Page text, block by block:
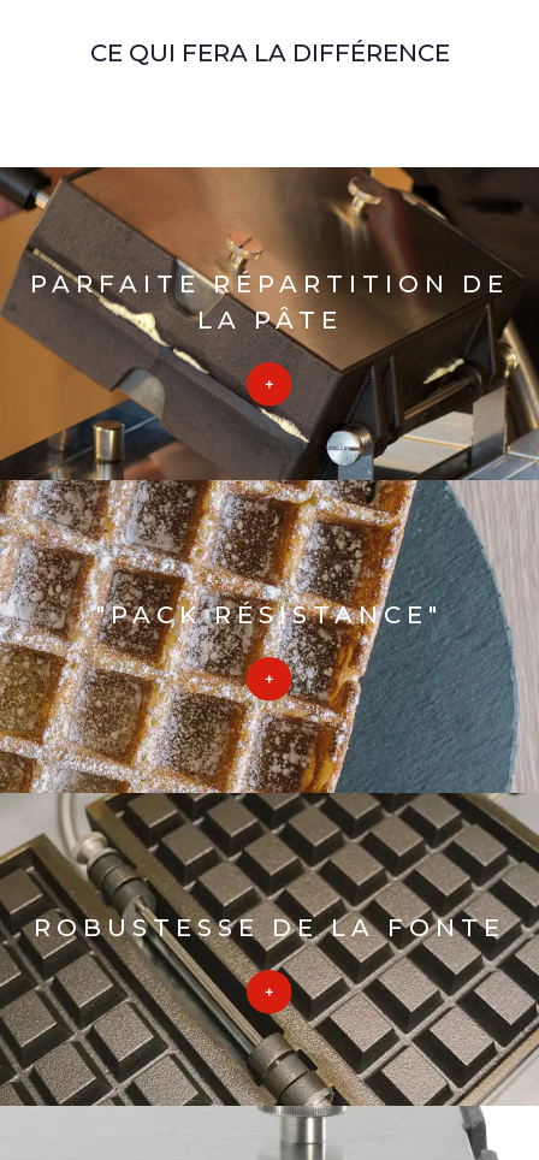
CE QUI FERA LA DIFFÉRENCE
PARFAITE RÉPARTITION DE
LA PÂTE
"PACK RÉSISTANCE"
ROBUSTESSE DE LA FONTE